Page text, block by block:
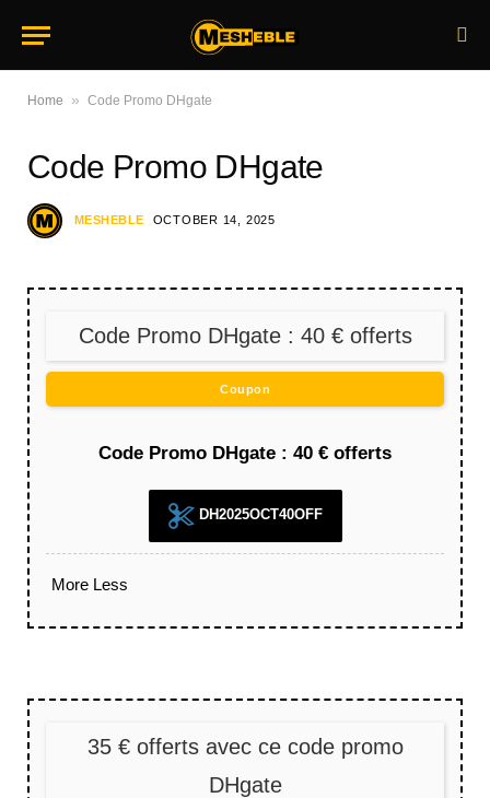
Home » Code Promo DHgate
Code Promo DHgate
MESHEBLE OCTOBER 14, 2025
Code Promo DHgate : 40 € offerts
Coupon
Code Promo DHgate : 40 € offerts
DH2025OCT40OFF
More Less
35 € offerts avec ce code promo
DHgate